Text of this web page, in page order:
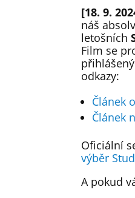
[18. 9.
náš
letošních
Film se
odkazy:
Článek
Článek
Oficiální
výběr
A pokud